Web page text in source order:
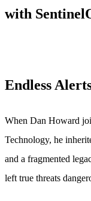
with
Endless
When Dan Howard
Technology, he
and a fragmented
left true threats